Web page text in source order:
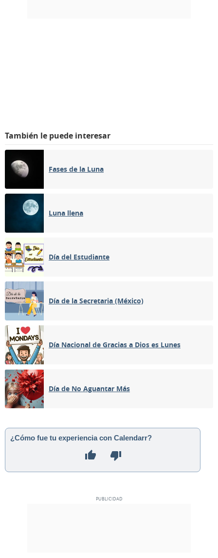
También le puede interesar
Fases de la Luna
Luna llena
Día del Estudiante
Día de la Secretaria (México)
Día Nacional de Gracias a Dios es Lunes
Día de No Aguantar Más
¿Cómo fue tu experiencia con Calendarr?